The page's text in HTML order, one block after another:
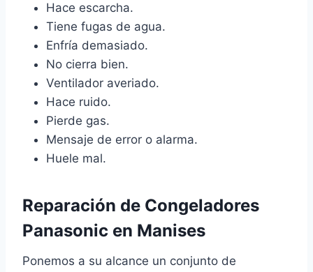
Hace escarcha.
Tiene fugas de agua.
Enfría demasiado.
No cierra bien.
Ventilador averiado.
Hace ruido.
Pierde gas.
Mensaje de error o alarma.
Huele mal.
Reparación de Congeladores
Panasonic en Manises
Ponemos a su alcance un conjunto de